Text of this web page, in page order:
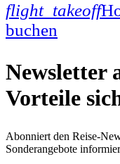
flight_takeoff
buchen
Newsletter
Vorteile
Abonniert den Reise-
Sonderangebote